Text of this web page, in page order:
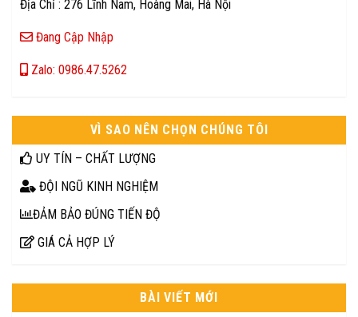
Địa Chỉ : 276 Lĩnh Nam, Hoàng Mai, Hà Nội
Đang Cập Nhập
Zalo: 0986.47.5262
VÌ SAO NÊN CHỌN CHÚNG TÔI
UY TÍN – CHẤT LƯỢNG
ĐỘI NGŨ KINH NGHIỆM
ĐẢM BẢO ĐÚNG TIẾN ĐỘ
GIÁ CẢ HỢP LÝ
BÀI VIẾT MỚI